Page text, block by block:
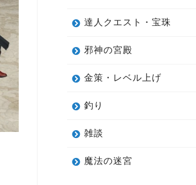
達人クエスト・宝珠
邪神の宮殿
金策・レベル上げ
釣り
雑談
魔法の迷宮